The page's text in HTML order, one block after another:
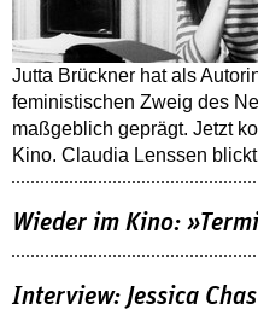
Jutta Brückner hat als
feministischen Zweig des
maßgeblich geprägt. Jetzt
Kino. Claudia Lenssen
Wieder im Kino:
Interview: Jessica